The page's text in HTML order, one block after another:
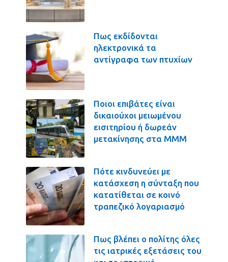
Πως εκδίδονται
ηλεκτρονικά τα
αντίγραφα των πτυχίων
Ποιοι επιβάτες είναι
δικαιούχοι μειωμένου
εισιτηρίου ή δωρεάν
μετακίνησης στα ΜΜΜ
Πότε κινδυνεύει με
κατάσχεση η σύνταξη που
κατατίθεται σε κοινό
τραπεζικό λογαριασμό
Πως βλέπει ο πολίτης όλες
τις ιατρικές εξετάσεις του